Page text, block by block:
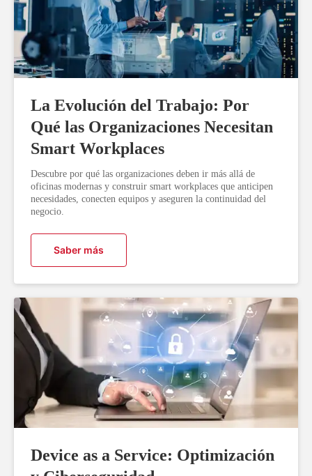
La Evolución del Trabajo: Por
Qué las Organizaciones Necesitan
Smart Workplaces
Descubre por qué las organizaciones deben ir más allá de
oficinas modernas y construir smart workplaces que anticipen
necesidades, conecten equipos y aseguren la continuidad del
negocio.
Saber más
Device as a Service: Optimización